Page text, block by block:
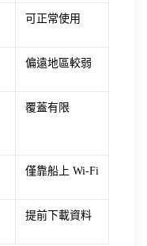
可正常使用
偏遠地區較弱
覆蓋有限
僅靠船上 Wi-Fi
提前下載資料